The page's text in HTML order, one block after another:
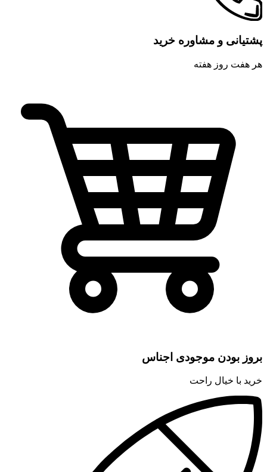
پشتیانی و مشاوره خرید
هر هفت روز هفته
بروز بودن موجودی اجناس
خرید با خیال راحت